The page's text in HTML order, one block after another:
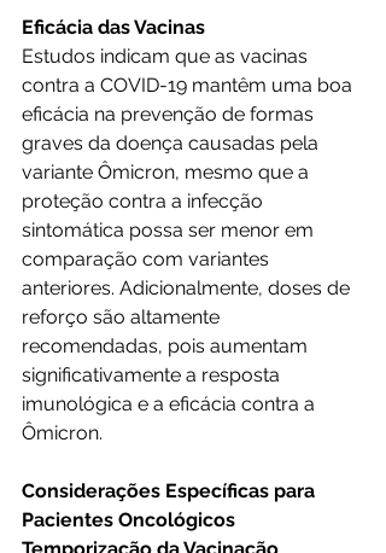
Eficácia das Vacinas
Estudos indicam que as vacinas
contra a COVID-19 mantêm uma boa
eficácia na prevenção de formas
graves da doença causadas pela
variante Ômicron, mesmo que a
proteção contra a infecção
sintomática possa ser menor em
comparação com variantes
anteriores. Adicionalmente, doses de
reforço são altamente
recomendadas, pois aumentam
significativamente a resposta
imunológica e a eficácia contra a
Ômicron.
Considerações Específicas para
Pacientes Oncológicos